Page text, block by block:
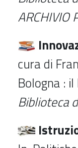
ARCHIVIO
cura di
Bologna :
Biblioteca